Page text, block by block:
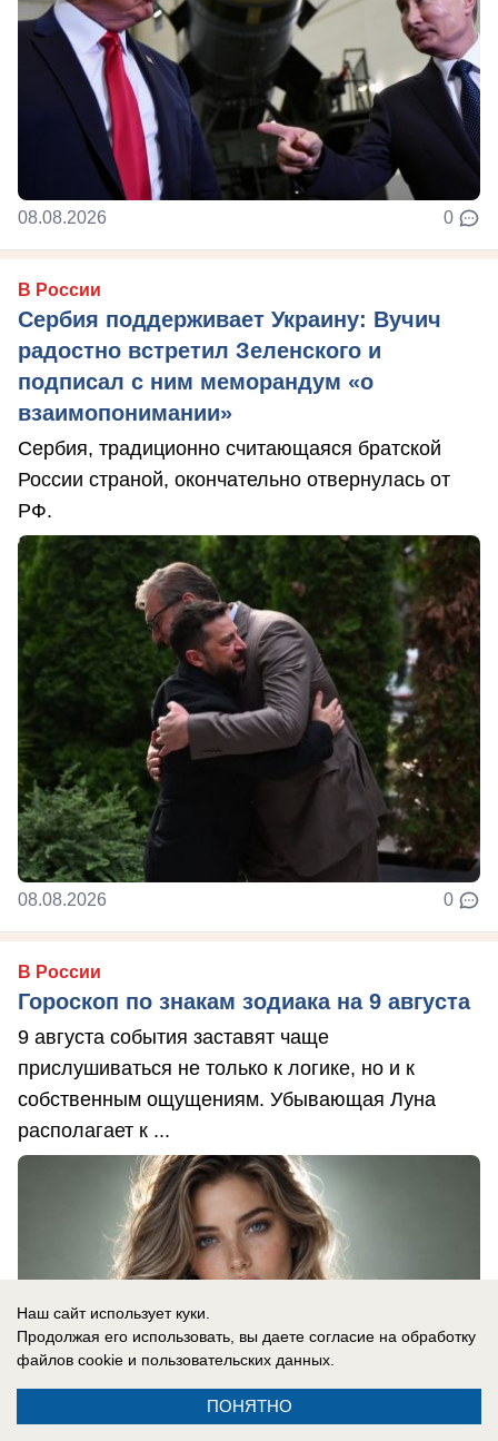
08.08.2026 0
В России
Сербия поддерживает Украину: Вучич
радостно встретил Зеленского и
подписал с ним меморандум «о
взаимопонимании»
Сербия, традиционно считающаяся братской
России страной, окончательно отвернулась от
РФ.
08.08.2026 0
В России
Гороскоп по знакам зодиака на 9 августа
9 августа события заставят чаще
прислушиваться не только к логике, но и к
собственным ощущениям. Убывающая Луна
располагает к ...
Наш сайт использует куки.
Продолжая его использовать, вы даете согласие на обработку
файлов cookie и пользовательских данных.
ПОНЯТНО